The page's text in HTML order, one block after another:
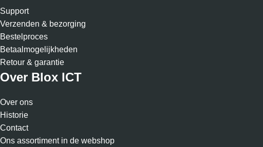
Support
Verzenden & bezorging
Bestelproces
Betaalmogelijkheden
Retour & garantie
Over Blox ICT
Over ons
Historie
Contact
Ons assortiment in de webshop